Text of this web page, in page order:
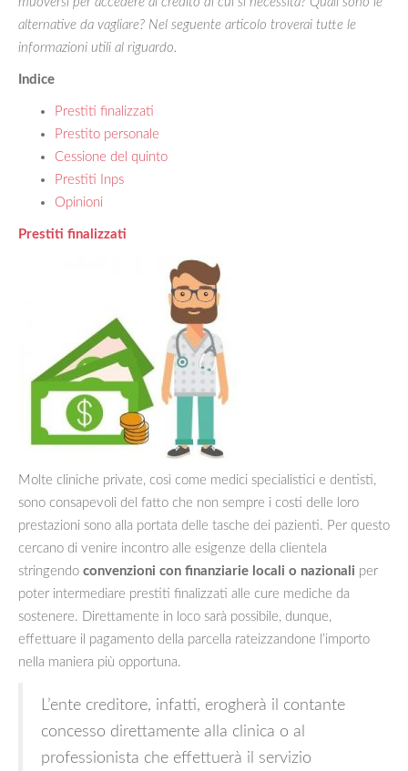
alternative da vagliare? Nel seguente articolo troverai tutte le
informazioni utili al riguardo.
Indice
Prestiti finalizzati
Prestito personale
Cessione del quinto
Prestiti Inps
Opinioni
Prestiti finalizzati
Molte cliniche private, così come medici specialistici e dentisti,
sono consapevoli del fatto che non sempre i costi delle loro
prestazioni sono alla portata delle tasche dei pazienti. Per questo
cercano di venire incontro alle esigenze della clientela
stringendo convenzioni con finanziarie locali o nazionali per
poter intermediare prestiti finalizzati alle cure mediche da
sostenere. Direttamente in loco sarà possibile, dunque,
effettuare il pagamento della parcella rateizzandone l’importo
nella maniera più opportuna.
L’ente creditore, infatti, erogherà il contante
concesso direttamente alla clinica o al
professionista che effettuerà il servizio